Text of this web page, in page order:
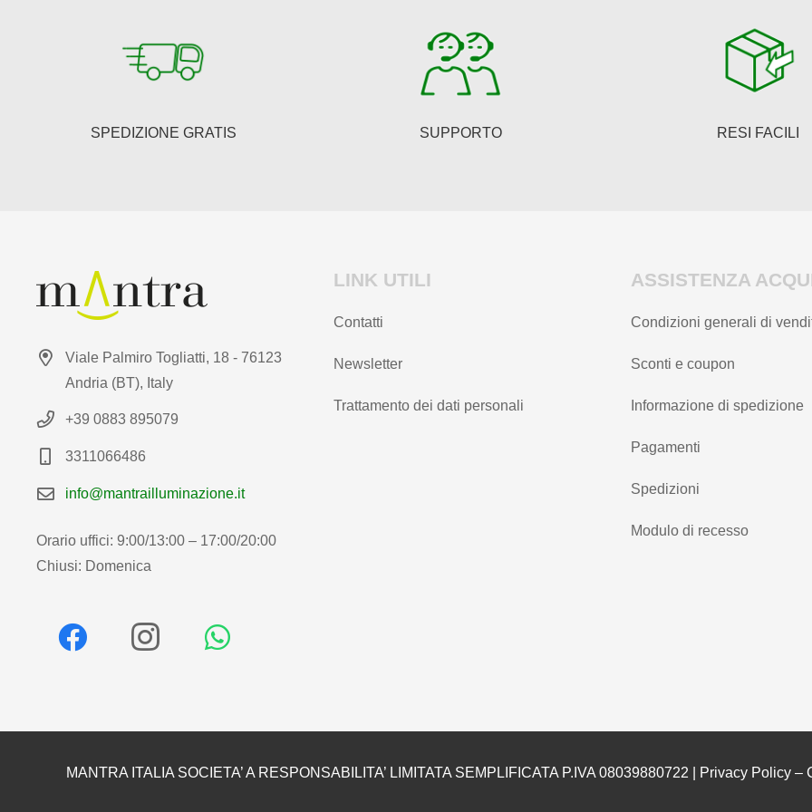
scelte
nella
del
SPEDIZIONE GRATIS SUPPORTO RESI FACILI
Viale Palmiro Togliatti, 18 - 76123
Andria (BT), Italy
+39 0883 895079
3311066486
info@mantrailluminazione.it
Orario uffici: 9:00/13:00 – 17:00/20:00
Chiusi: Domenica
LINK UTILI
Contatti
Newsletter
Trattamento dei dati personali
ASSISTENZA
Condizioni generali di
Sconti e coupon
Informazione di spedizione
Pagamenti
Spedizioni
Modulo di recesso
MANTRA ITALIA SOCIETA’ A RESPONSABILITA’ LIMITATA SEMPLIFICATA P.IVA 08039880722 | Privacy Policy –